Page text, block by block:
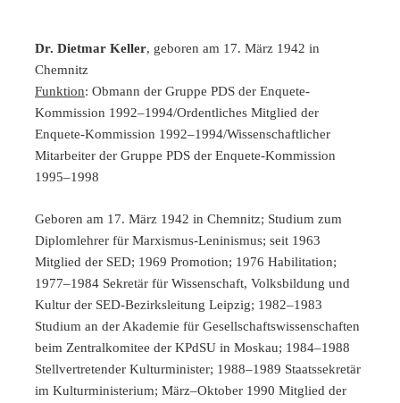
Dr. Dietmar Keller, geboren am 17. März 1942 in
Chemnitz
Funktion: Obmann der Gruppe PDS der Enquete-
Kommission 1992–1994/Ordentliches Mitglied der
Enquete-Kommission 1992–1994/Wissenschaftlicher
Mitarbeiter der Gruppe PDS der Enquete-Kommission
1995–1998
Geboren am 17. März 1942 in Chemnitz; Studium zum
Diplomlehrer für Marxismus-Leninismus; seit 1963
Mitglied der SED; 1969 Promotion; 1976 Habilitation;
1977–1984 Sekretär für Wissenschaft, Volksbildung und
Kultur der SED-Bezirksleitung Leipzig; 1982–1983
Studium an der Akademie für Gesellschaftswissenschaften
beim Zentralkomitee der KPdSU in Moskau; 1984–1988
Stellvertretender Kulturminister; 1988–1989 Staatssekretär
im Kulturministerium; März–Oktober 1990 Mitglied der